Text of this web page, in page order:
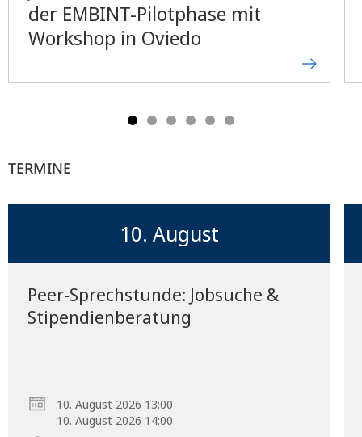
der EMBINT-Pilotphase mit
Workshop in Oviedo
TERMINE
10. August
Peer-Sprechstunde: Jobsuche &
Stipendienberatung
10. August 2026 13:00 –
10. August 2026 14:00